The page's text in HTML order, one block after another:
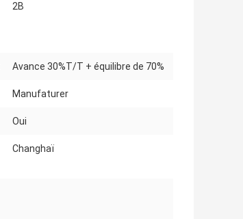
2B
Avance 30%T/T + équilibre de 70%
Manufaturer
Oui
Changhaï